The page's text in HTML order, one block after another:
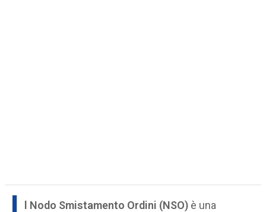
l Nodo Smistamento Ordini (NSO) è una